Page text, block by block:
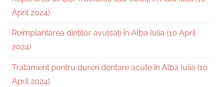
April 2024)
Reimplantarea dinților avulsați în Alba Iulia (10 April
2024)
Tratament pentru dureri dentare acute în Alba Iulia (10
April 2024)